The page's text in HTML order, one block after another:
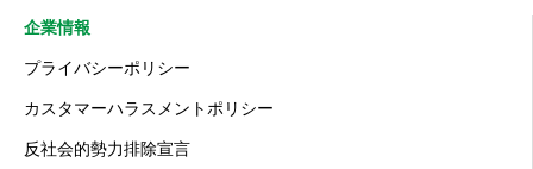
企業情報
プライバシーポリシー
カスタマーハラスメントポリシー
反社会的勢力排除宣言